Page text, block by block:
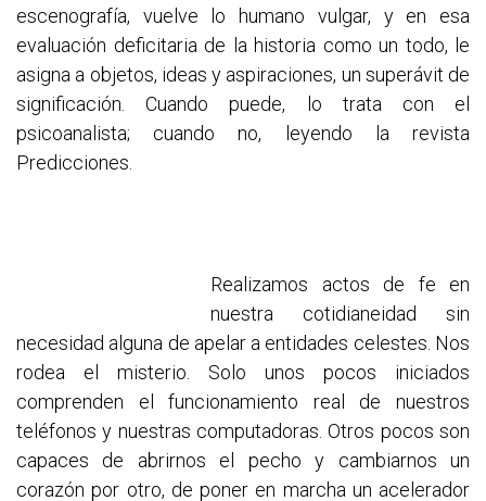
escenografía, vuelve lo humano vulgar, y en esa
evaluación deficitaria de la historia como un todo, le
asigna a objetos, ideas y aspiraciones, un superávit de
significación. Cuando puede, lo trata con el
psicoanalista; cuando no, leyendo la revista
Predicciones.
Realizamos actos de fe en
nuestra cotidianeidad sin
necesidad alguna de apelar a entidades celestes. Nos
rodea el misterio. Solo unos pocos iniciados
comprenden el funcionamiento real de nuestros
teléfonos y nuestras computadoras. Otros pocos son
capaces de abrirnos el pecho y cambiarnos un
corazón por otro, de poner en marcha un acelerador